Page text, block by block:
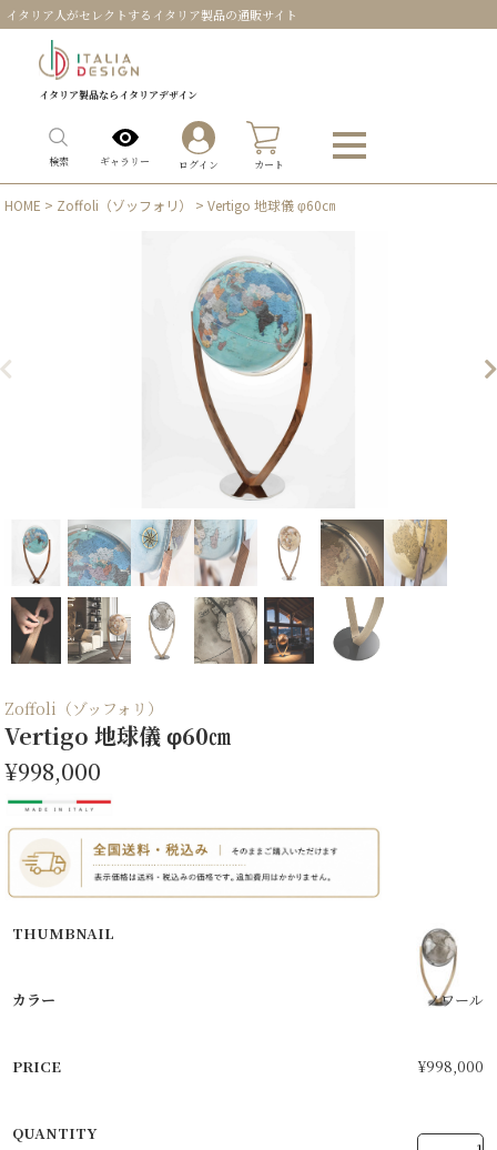
イタリア人がセレクトするイタリア製品の通販サイト
イタリア製品ならイタリアデザイン
検索 ギャラリー ログイン カート
HOME > Zoffoli（ゾッフォリ） > Vertigo 地球儀 φ60㎝
Zoffoli（ゾッフォリ）
Vertigo 地球儀 φ60㎝
¥998,000
ノワール
¥998,000